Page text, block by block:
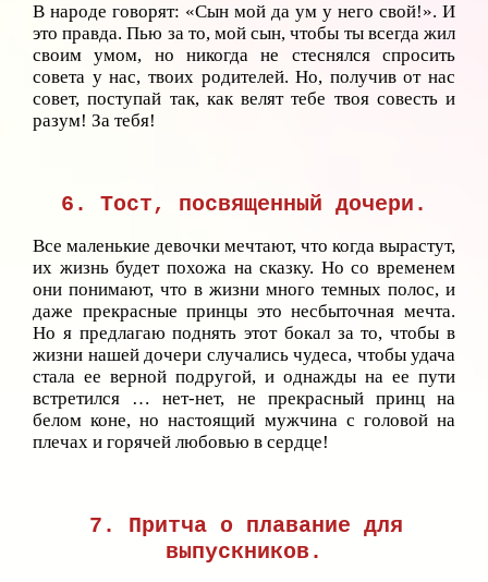
В народе говорят: «Сын мой да ум у него свой!». И
это правда. Пью за то, мой сын, чтобы ты всегда жил
своим умом, но никогда не стеснялся спросить
совета у нас, твоих родителей. Но, получив от нас
совет, поступай так, как велят тебе твоя совесть и
разум! За тебя!
6. Тост, посвященный дочери.
Все маленькие девочки мечтают, что когда вырастут,
их жизнь будет похожа на сказку. Но со временем
они понимают, что в жизни много темных полос, и
даже прекрасные принцы это несбыточная мечта.
Но я предлагаю поднять этот бокал за то, чтобы в
жизни нашей дочери случались чудеса, чтобы удача
стала ее верной подругой, и однажды на ее пути
встретился … нет-нет, не прекрасный принц на
белом коне, но настоящий мужчина с головой на
плечах и горячей любовью в сердце!
7. Притча о плавание для
выпускников.